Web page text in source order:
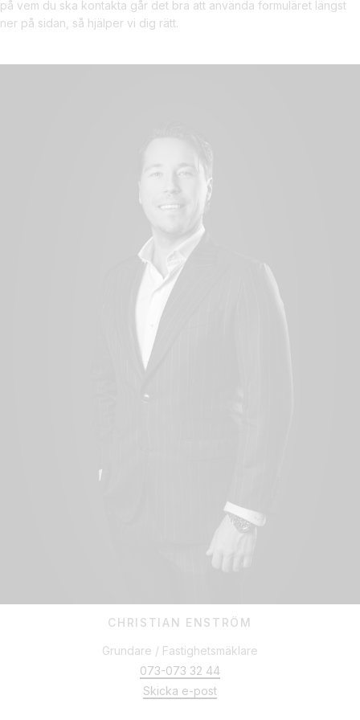
hos många andra fastighetsmäklerier. Tillsammans med våra
mäklare och ambassadörer som kommunicerar med sitt kontaktnät i
bostaden. Detta typ av koncept erbjuds inte av någon annan
INFÖR FÖRSÄLJNING AV BOSTAD
Ambassadör Fastighetsmäkleri erbjuder även stylister, fotografer,
jurister och bankkontakter som gör att vi effektiviserar
bostadsaffären. När du säljer din bostad anpassar vi oss efter dina
fastighetsförsäljningen för dig.
Hos oss ingår alltid ett möte med vår stylist där vi tillsammans går
igenom bostaden. Stylisten hjälper till inför både fotografering och
visning av bostaden. Allt för att få bostaden att se extra fin ut för att
optimera försäljning. Vi vet att styling och bilder skapar en
avgörande roll för känslan och vi är experter på att anpassa allt
från beskrivning till presentation och visning efter rätt målgrupp.
nedan, så hör vi av oss!
på vem du ska kontakta går det bra att använda formuläret längst
ner på sidan, så hjälper vi dig rätt.
CHRISTIAN ENSTRÖM
Grundare / Fastighetsmäklare
073-073 32 44
Skicka e-post